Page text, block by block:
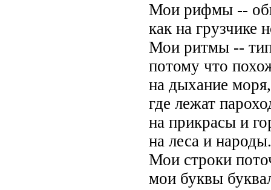
Мои рифмы --
как на грузчике
Мои ритмы --
потому что
на дыхание моря,
где лежат
на прикрасы и
на леса и народы.
Мои строки
мои буквы